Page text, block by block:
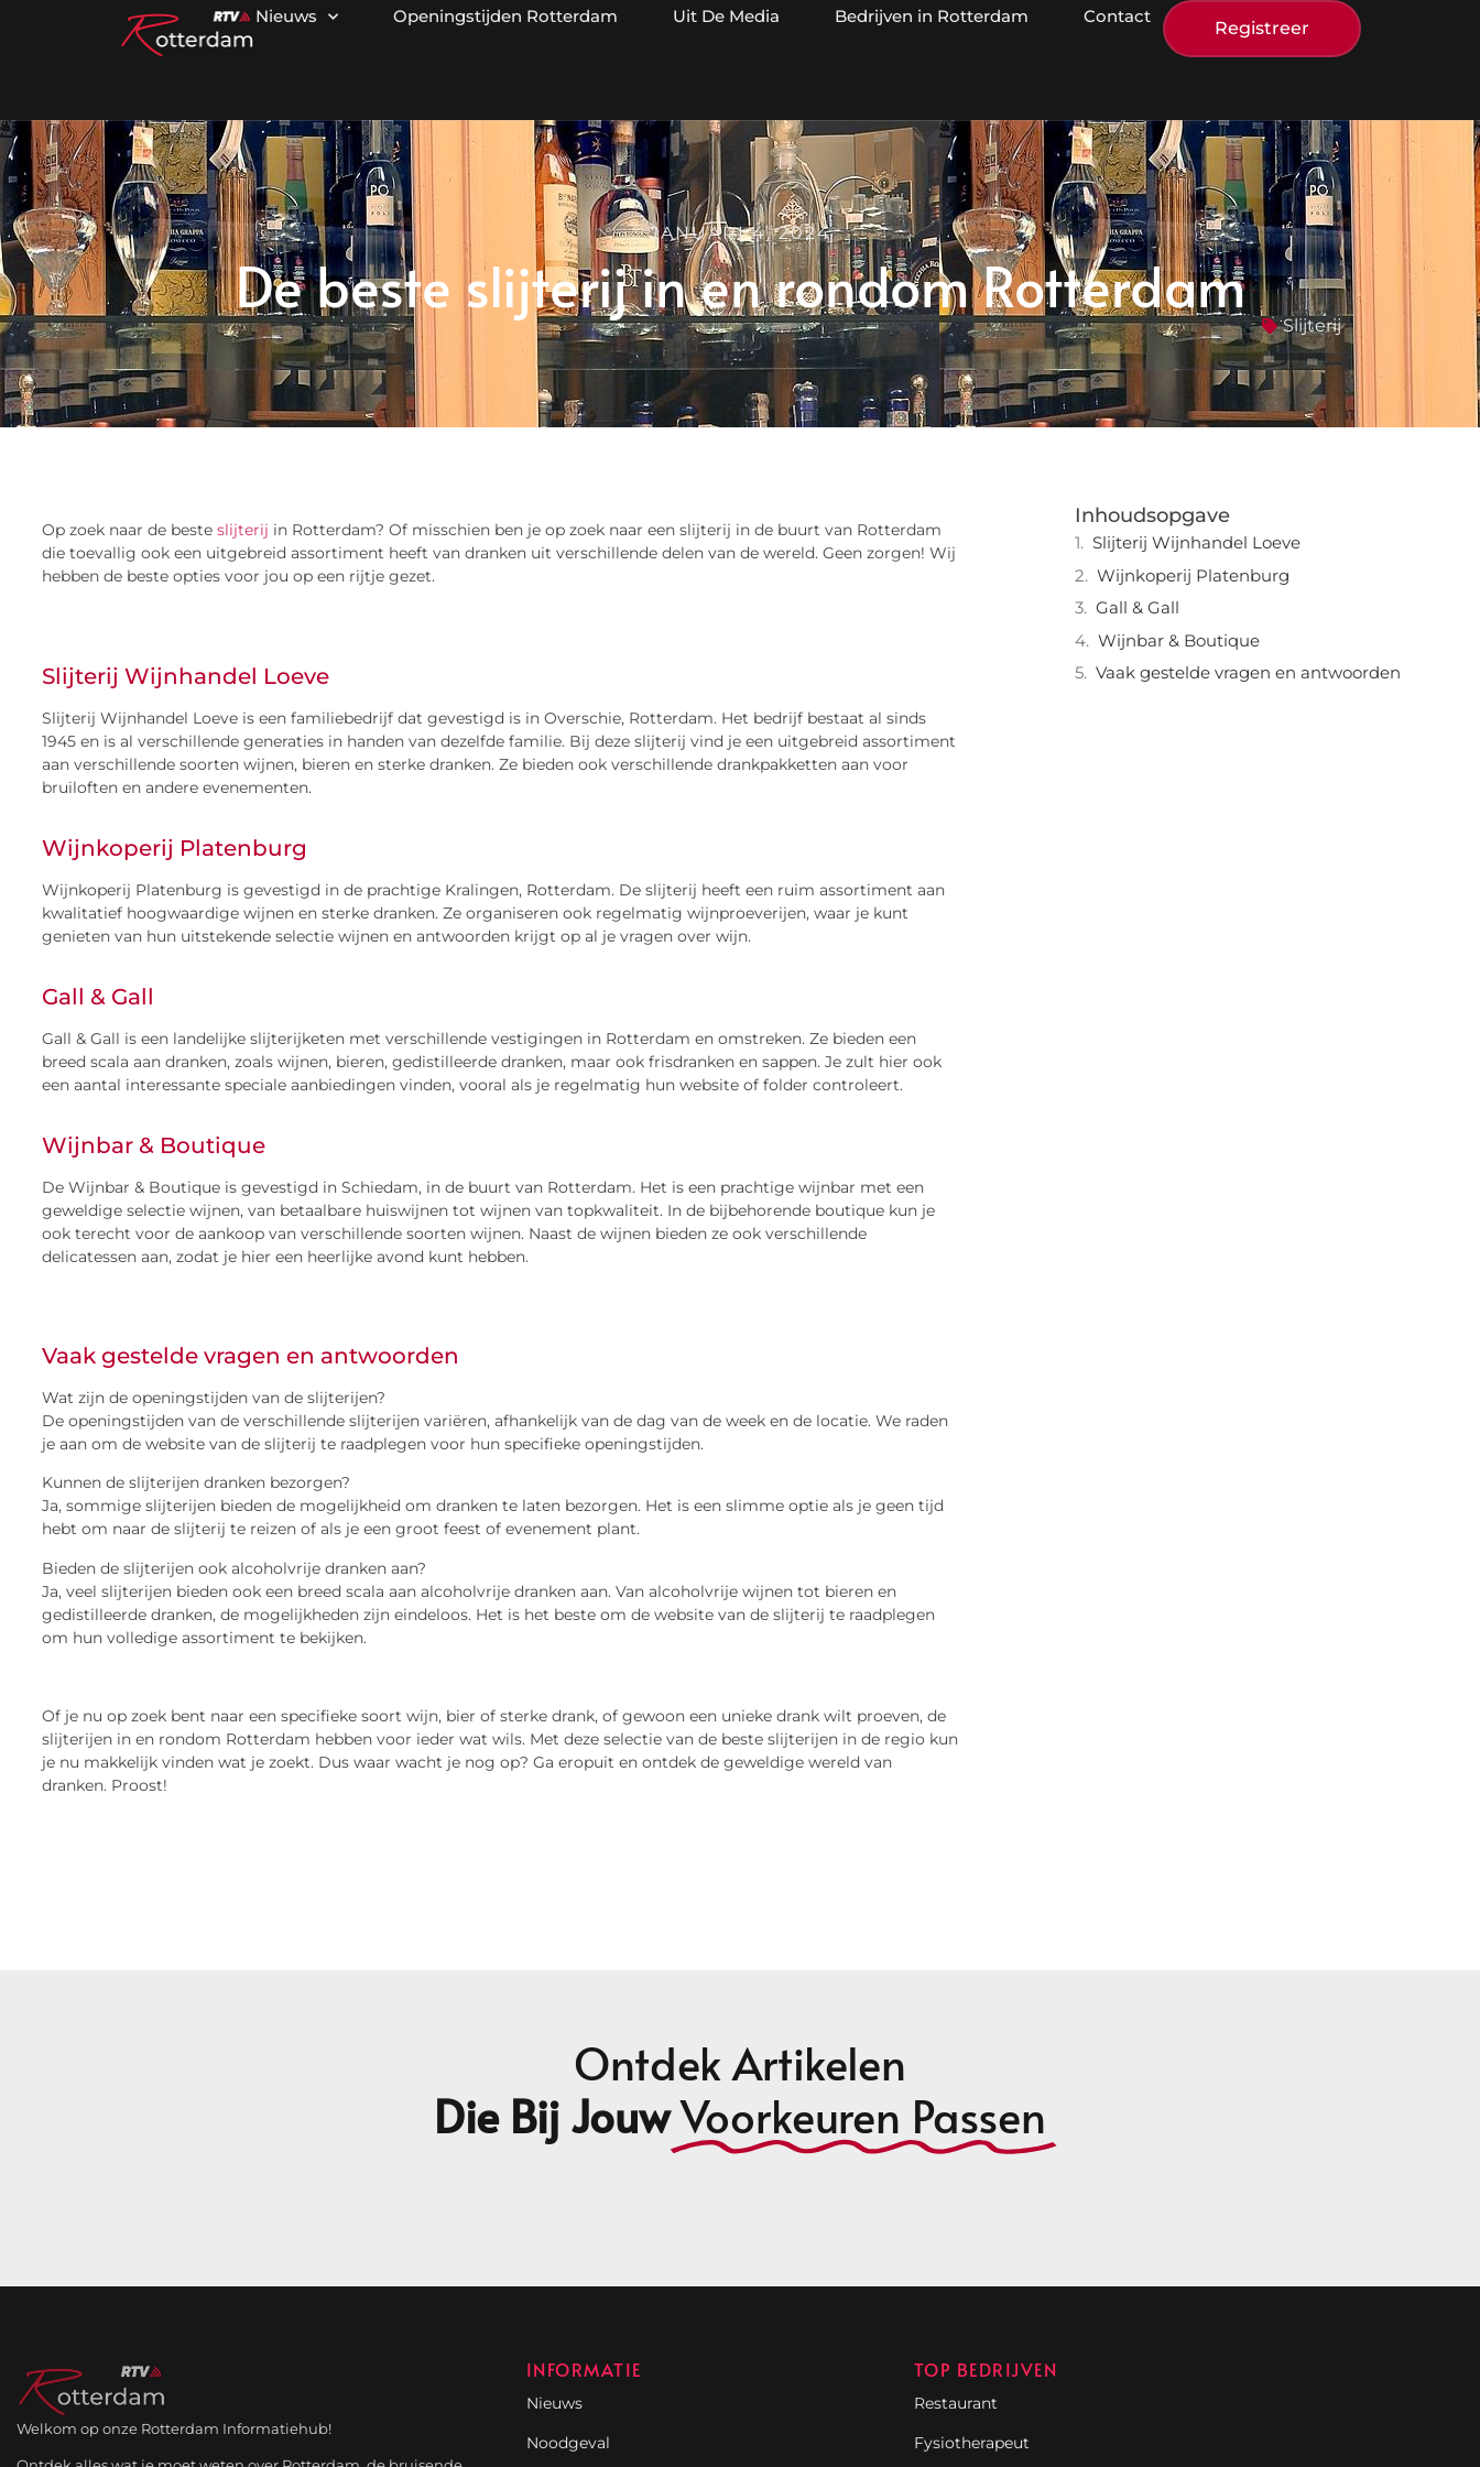
Nieuws Openingstijden Rotterdam Uit De Media Bedrijven in Rotterdam Contact
Registreer
JANUARI 4, 2024
De beste slijterij in en rondom Rotterdam
Slijterij
Op zoek naar de beste slijterij in Rotterdam? Of misschien ben je op zoek naar een slijterij in de buurt van Rotterdam
die toevallig ook een uitgebreid assortiment heeft van dranken uit verschillende delen van de wereld. Geen zorgen! Wij
hebben de beste opties voor jou op een rijtje gezet.
Slijterij Wijnhandel Loeve
Slijterij Wijnhandel Loeve is een familiebedrijf dat gevestigd is in Overschie, Rotterdam. Het bedrijf bestaat al sinds
1945 en is al verschillende generaties in handen van dezelfde familie. Bij deze slijterij vind je een uitgebreid assortiment
aan verschillende soorten wijnen, bieren en sterke dranken. Ze bieden ook verschillende drankpakketten aan voor
bruiloften en andere evenementen.
Wijnkoperij Platenburg
Wijnkoperij Platenburg is gevestigd in de prachtige Kralingen, Rotterdam. De slijterij heeft een ruim assortiment aan
kwalitatief hoogwaardige wijnen en sterke dranken. Ze organiseren ook regelmatig wijnproeverijen, waar je kunt
genieten van hun uitstekende selectie wijnen en antwoorden krijgt op al je vragen over wijn.
Gall & Gall
Gall & Gall is een landelijke slijterijketen met verschillende vestigingen in Rotterdam en omstreken. Ze bieden een
breed scala aan dranken, zoals wijnen, bieren, gedistilleerde dranken, maar ook frisdranken en sappen. Je zult hier ook
een aantal interessante speciale aanbiedingen vinden, vooral als je regelmatig hun website of folder controleert.
Wijnbar & Boutique
De Wijnbar & Boutique is gevestigd in Schiedam, in de buurt van Rotterdam. Het is een prachtige wijnbar met een
geweldige selectie wijnen, van betaalbare huiswijnen tot wijnen van topkwaliteit. In de bijbehorende boutique kun je
ook terecht voor de aankoop van verschillende soorten wijnen. Naast de wijnen bieden ze ook verschillende
delicatessen aan, zodat je hier een heerlijke avond kunt hebben.
Vaak gestelde vragen en antwoorden
Wat zijn de openingstijden van de slijterijen?
De openingstijden van de verschillende slijterijen variëren, afhankelijk van de dag van de week en de locatie. We raden
je aan om de website van de slijterij te raadplegen voor hun specifieke openingstijden.
Kunnen de slijterijen dranken bezorgen?
Ja, sommige slijterijen bieden de mogelijkheid om dranken te laten bezorgen. Het is een slimme optie als je geen tijd
hebt om naar de slijterij te reizen of als je een groot feest of evenement plant.
Bieden de slijterijen ook alcoholvrije dranken aan?
Ja, veel slijterijen bieden ook een breed scala aan alcoholvrije dranken aan. Van alcoholvrije wijnen tot bieren en
gedistilleerde dranken, de mogelijkheden zijn eindeloos. Het is het beste om de website van de slijterij te raadplegen
om hun volledige assortiment te bekijken.
Of je nu op zoek bent naar een specifieke soort wijn, bier of sterke drank, of gewoon een unieke drank wilt proeven, de
slijterijen in en rondom Rotterdam hebben voor ieder wat wils. Met deze selectie van de beste slijterijen in de regio kun
je nu makkelijk vinden wat je zoekt. Dus waar wacht je nog op? Ga eropuit en ontdek de geweldige wereld van
dranken. Proost!
Inhoudsopgave
Slijterij Wijnhandel Loeve
Wijnkoperij Platenburg
Gall & Gall
Wijnbar & Boutique
Vaak gestelde vragen en antwoorden
Ontdek Artikelen
Die Bij JouwVoorkeuren Passen
Welkom op onze Rotterdam Informatiehub!
INFORMATIE
Nieuws
Noodgeval
TOP BEDRIJVEN
Restaurant
Fysiotherapeut